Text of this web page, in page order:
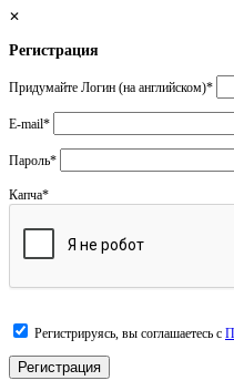
Регистрация
Придумайте Логин (на английском)*
E-mail*
Пароль*
Капча*
Регистрируясь, вы соглашаетесь с